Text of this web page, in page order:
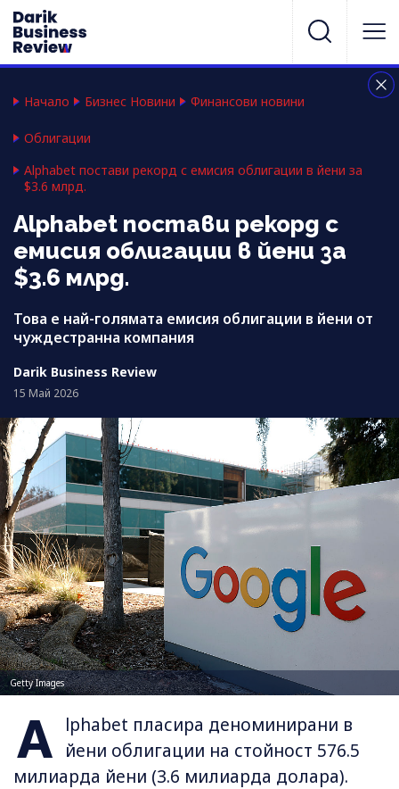
Начало Бизнес Новини Финансови новини
Облигации
Alphabet постави рекорд с емисия облигации в йени за
$3.6 млрд.
Alphabet постави рекорд с
емисия облигации в йени за
$3.6 млрд.
Това е най-голямата емисия облигации в йени от
чуждестранна компания
Darik Business Review
15 Май 2026
Getty Images
A
lphabet пласира деноминирани в
йени облигации на стойност 576.5
милиарда йени (3.6 милиарда долара).